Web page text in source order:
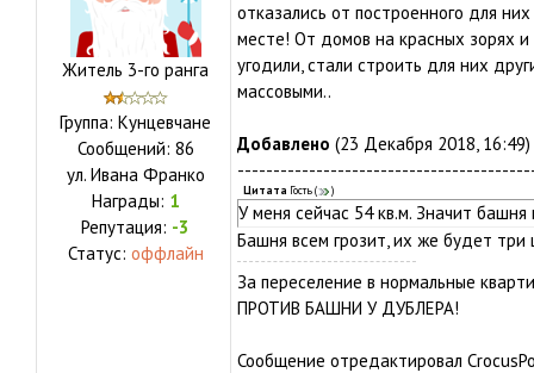
Житель 3-го ранга
Группа: Кунцевчане
Сообщений: 86
ул. Ивана Франко
Награды: 1
Репутация: -3
Статус: оффлайн
отказались от построенного для
месте! От домов на красных зорях
угодили, стали строить для них
массовыми..
Добавлено (23 Декабря 2018, 16:49)
Цитата Гость( )
У меня сейчас 54 кв.м. Значит башня
Башня всем грозит, их же будет три
За переселение в нормальные
ПРОТИВ БАШНИ У ДУБЛЕРА!
Сообщение отредактировал